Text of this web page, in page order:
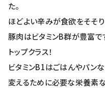
た。
ほどよい辛みが食欲をそそり
豚肉はビタミンB群が豊富で
トップクラス！
ビタミンB1はごはんやパン
変えるために必要な栄養素